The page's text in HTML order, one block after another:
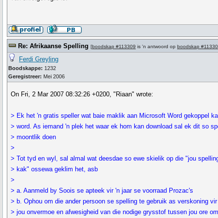
Re: Afrikaanse Spelling [boodskap #113309 is 'n antwoord op boodskap
Ferdi Greyling
Boodskappe: 1232
Geregistreer: Mei 2006
On Fri, 2 Mar 2007 08:32:26 +0200, "Riaan" wrote:
> Ek het 'n gratis speller wat baie maklik aan Microsoft Word gekoppel
> word. As iemand 'n plek het waar ek hom kan download sal ek dit so
> moontlik doen
>
> Tot tyd en wyl, sal almal wat deesdae so ewe skielik op die "jou
> kak" ossewa geklim het, asb
>
> a. Aanmeld by Soois se apteek vir 'n jaar se voorraad Prozac's
> b. Ophou om die ander persoon se spelling te gebruik as verskoning vir
> jou onvermoe en afwesigheid van die nodige grysstof tussen jou ore